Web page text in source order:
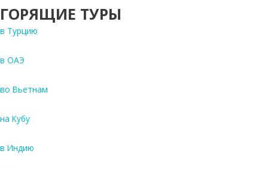
ГОРЯЩИЕ ТУРЫ
в Турцию
в ОАЭ
во Вьетнам
на Кубу
в Индию